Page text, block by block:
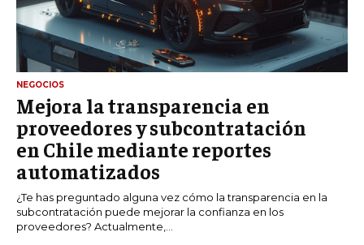
NEGOCIOS
Mejora la transparencia en
proveedores y subcontratación
en Chile mediante reportes
automatizados
¿Te has preguntado alguna vez cómo la transparencia en la
subcontratación puede mejorar la confianza en los
proveedores? Actualmente,...